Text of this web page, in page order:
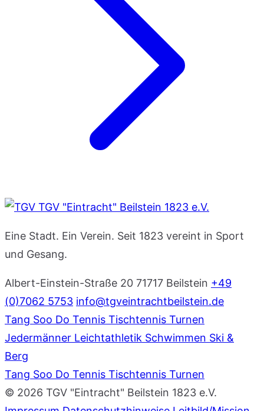
TGV "Eintracht" Beilstein 1823 e.V.
Eine Stadt. Ein Verein. Seit 1823 vereint in Sport
und Gesang.
Albert-Einstein-Straße 20 71717 Beilstein +49
(0)7062 5753 info@tgveintrachtbeilstein.de
Tang Soo Do Tennis Tischtennis Turnen
Jedermänner Leichtathletik Schwimmen Ski &
Berg
Tang Soo Do Tennis Tischtennis Turnen
© 2026 TGV "Eintracht" Beilstein 1823 e.V.